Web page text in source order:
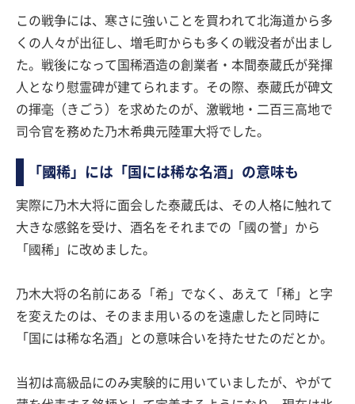
この戦争には、寒さに強いことを買われて北海道から多
くの人々が出征し、増毛町からも多くの戦没者が出まし
た。戦後になって国稀酒造の創業者・本間泰蔵氏が発揮
人となり慰霊碑が建てられます。その際、泰蔵氏が碑文
の揮毫（きごう）を求めたのが、激戦地・二百三高地で
司令官を務めた乃木希典元陸軍大将でした。
「國稀」には「国には稀な名酒」の意味も
実際に乃木大将に面会した泰蔵氏は、その人格に触れて
大きな感銘を受け、酒名をそれまでの「國の誉」から
「國稀」に改めました。
乃木大将の名前にある「希」でなく、あえて「稀」と字
を変えたのは、そのまま用いるのを遠慮したと同時に
「国には稀な名酒」との意味合いを持たせたのだとか。
当初は高級品にのみ実験的に用いていましたが、やがて